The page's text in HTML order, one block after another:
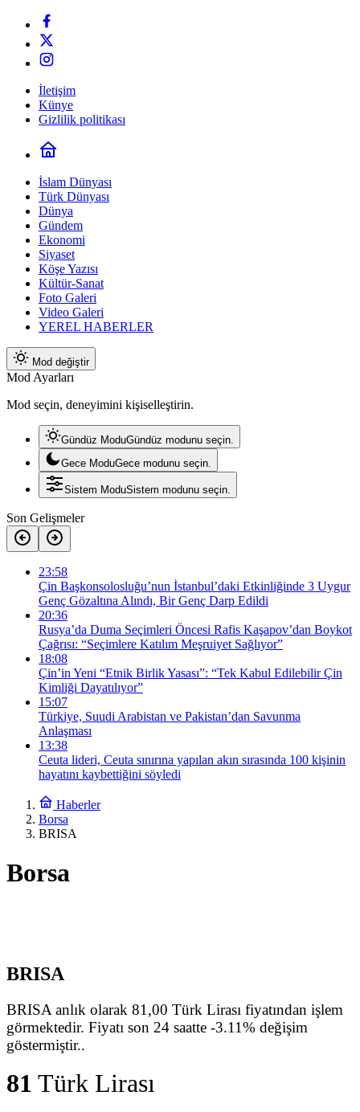
İletişim
Künye
Gizlilik politikası
İslam Dünyası
Türk Dünyası
Dünya
Gündem
Ekonomi
Siyaset
Köşe Yazısı
Kültür-Sanat
Foto Galeri
Video Galeri
YEREL HABERLER
Mod değiştir
Mod Ayarları
Mod seçin, deneyimini kişiselleştirin.
Gündüz ModuGündüz modunu seçin.
Gece ModuGece modunu seçin.
Sistem ModuSistem modunu seçin.
Son Gelişmeler
23:58
Çin Başkonsolosluğu’nun İstanbul’daki Etkinliğinde 3 Uygur
Genç Gözaltına Alındı, Bir Genç Darp Edildi
20:36
Rusya’da Duma Seçimleri Öncesi Rafis Kaşapov’dan Boykot
Çağrısı: “Seçimlere Katılım Meşruiyet Sağlıyor”
18:08
Çin’in Yeni “Etnik Birlik Yasası”: “Tek Kabul Edilebilir Çin
Kimliği Dayatılıyor”
15:07
Türkiye, Suudi Arabistan ve Pakistan’dan Savunma
Anlaşması
13:38
Ceuta lideri, Ceuta sınırına yapılan akın sırasında 100 kişinin
hayatını kaybettiğini söyledi
Haberler
Borsa
BRISA
Borsa
BRISA
BRISA anlık olarak 81,00 Türk Lirası fiyatından işlem
görmektedir. Fiyatı son 24 saatte -3.11% değişim
göstermiştir..
81 Türk Lirası